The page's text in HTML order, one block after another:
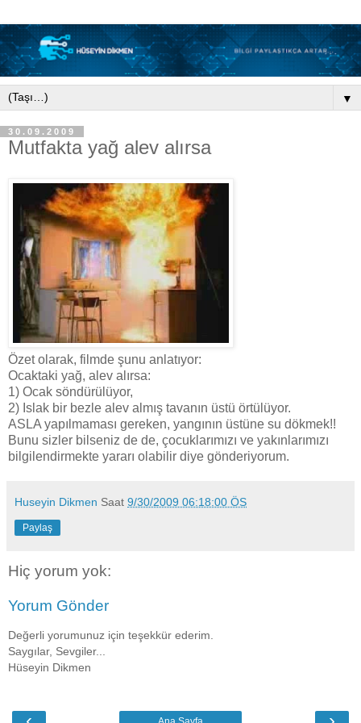
▼
30.09.2009
Mutfakta yağ alev alırsa
Özet olarak, filmde şunu anlatıyor:
Ocaktaki yağ, alev alırsa:
1) Ocak söndürülüyor,
2) Islak bir bezle alev almış tavanın üstü örtülüyor.
ASLA yapılmaması gereken, yangının üstüne su dökmek!!
Bunu sizler bilseniz de de, çocuklarımızı ve yakınlarımızı
bilgilendirmekte yararı olabilir diye gönderiyorum.
Huseyin Dikmen Saat 9/30/2009 06:18:00 ÖS
Paylaş
Hiç yorum yok:
Yorum Gönder
Değerli yorumunuz için teşekkür ederim.
Saygılar, Sevgiler...
Hüseyin Dikmen